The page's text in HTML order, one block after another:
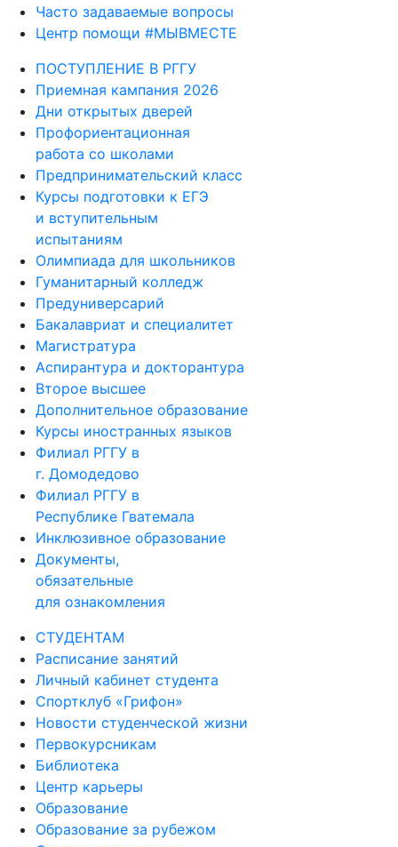
Часто задаваемые вопросы
Центр помощи #МЫВМЕСТЕ
ПОСТУПЛЕНИЕ В РГГУ
Приемная кампания 2026
Дни открытых дверей
Профориентационная
работа со школами
Предпринимательский класс
Курсы подготовки к ЕГЭ
и вступительным
испытаниям
Олимпиада для школьников
Гуманитарный колледж
Предуниверсарий
Бакалавриат и специалитет
Магистратура
Аспирантура и докторантура
Второе высшее
Дополнительное образование
Курсы иностранных языков
Филиал РГГУ в
г. Домодедово
Филиал РГГУ в
Республике Гватемала
Инклюзивное образование
Документы,
обязательные
для ознакомления
СТУДЕНТАМ
Расписание занятий
Личный кабинет студента
Спортклуб «Грифон»
Новости студенческой жизни
Первокурсникам
Библиотека
Центр карьеры
Образование
Образование за рубежом